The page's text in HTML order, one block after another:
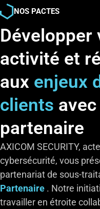
NOS PACTES
Développer
activité et
aux enjeux
clients
partenaire
AXICOM SECURITY,
cybersécurité, vous
partenariat de sous-
Partenaire . Notre
travailler en étroite